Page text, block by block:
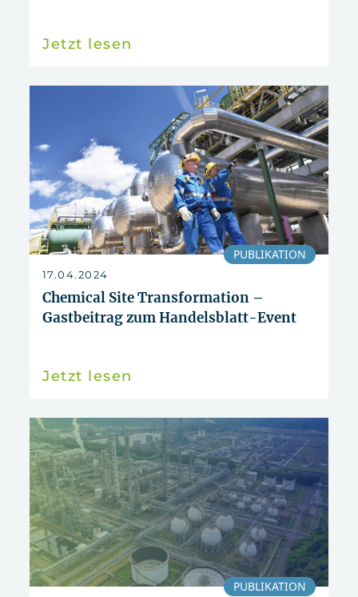
zurücksetzen
Jetzt lesen
PUBLIKATION
17.04.2024
Chemical Site Transformation –
Gastbeitrag zum Handelsblatt-Event
Jetzt lesen
PUBLIKATION